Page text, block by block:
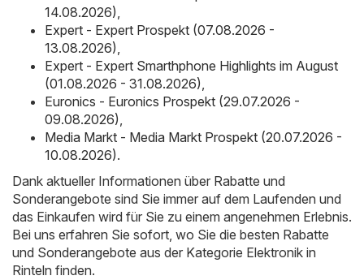
14.08.2026)
Expert - Expert Prospekt (07.08.2026 -
13.08.2026)
Expert - Expert Smarthphone Highlights im August
(01.08.2026 - 31.08.2026)
Euronics - Euronics Prospekt (29.07.2026 -
09.08.2026)
Media Markt - Media Markt Prospekt (20.07.2026 -
10.08.2026).
Dank aktueller Informationen über Rabatte und
Sonderangebote sind Sie immer auf dem Laufenden und
das Einkaufen wird für Sie zu einem angenehmen Erlebnis.
Bei uns erfahren Sie sofort, wo Sie die besten Rabatte
und Sonderangebote aus der Kategorie Elektronik in
Rinteln finden.